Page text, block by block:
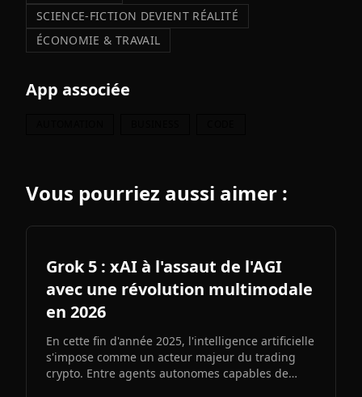
SCIENCE-FICTION DEVIENT RÉALITÉ
ÉCONOMIE & TRAVAIL
App associée
Vous pourriez aussi aimer :
Grok 5 : xAI à l'assaut de l'AGI
avec une révolution multimodale
en 2026
En cette fin d'année 2025, l'intelligence artificielle
s'impose comme un acteur majeur du trading
crypto. Entre agents autonomes capables de